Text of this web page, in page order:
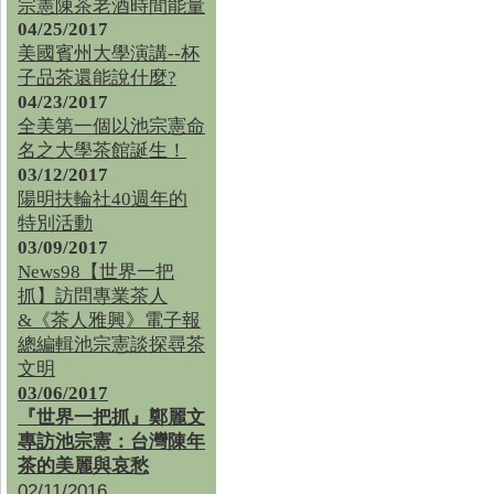
宗憲陳茶老酒時間能量
04/25/2017
美國賓州大學演講--杯
子品茶還能說什麼?
04/23/2017
全美第一個以池宗憲命
名之大學茶館誕生！
03/12/2017
陽明扶輪社40週年的
特別活動
03/09/2017
News98【世界一把
抓】訪問專業茶人
&《茶人雅興》電子報
總編輯池宗憲談探尋茶
文明
03/06/2017
『世界一把抓』鄭麗文
專訪池宗憲：台灣陳年
茶的美麗與哀愁